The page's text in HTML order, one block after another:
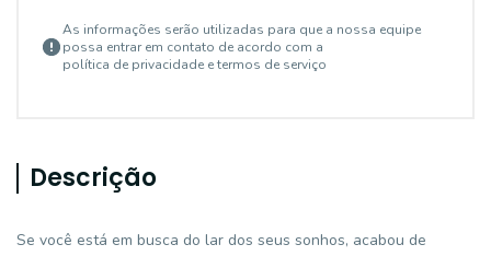
As informações serão utilizadas para que a nossa equipe
possa entrar em contato de acordo com a
política de privacidade e termos de serviço
Descrição
Se você está em busca do lar dos seus sonhos, acabou de